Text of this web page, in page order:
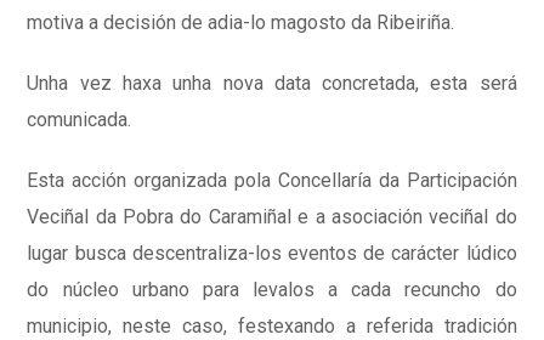
motiva a decisión de adia-lo magosto da Ribeiriña.
Unha vez haxa unha nova data concretada, esta será
comunicada.
Esta acción organizada pola Concellaría da Participación
Veciñal da Pobra do Caramiñal e a asociación veciñal do
lugar busca descentraliza-los eventos de carácter lúdico
do núcleo urbano para levalos a cada recuncho do
municipio, neste caso, festexando a referida tradición